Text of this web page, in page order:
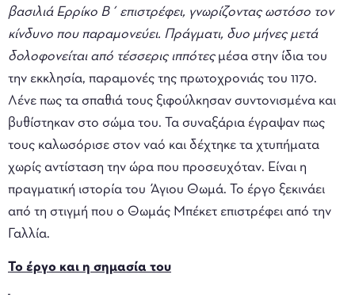
βασιλιά Ερρίκο Β΄ επιστρέφει, γνωρίζοντας ωστόσο τον
κίνδυνο που παραμονεύει. Πράγματι, δυο μήνες μετά
δολοφονείται από τέσσερις ιππότες μέσα στην ίδια του
την εκκλησία, παραμονές της πρωτοχρονιάς του 1170.
Λένε πως τα σπαθιά τους ξιφούλκησαν συντονισμένα και
βυθίστηκαν στο σώμα του. Τα συναξάρια έγραψαν πως
τους καλωσόρισε στον ναό και δέχτηκε τα χτυπήματα
χωρίς αντίσταση την ώρα που προσευχόταν. Είναι η
πραγματική ιστορία του Άγιου Θωμά. Το έργο ξεκινάει
από τη στιγμή που ο Θωμάς Μπέκετ επιστρέφει από την
Γαλλία.
Το έργο και η σημασία του